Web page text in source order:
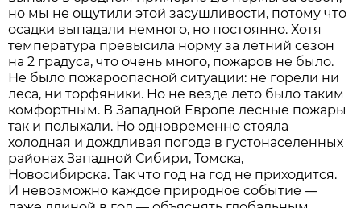
но мы не ощутили этой засушливости, потому что
осадки выпадали немного, но постоянно. Хотя
температура превысила норму за летний сезон
на 2 градуса, что очень много, пожаров не было.
Не было пожароопасной ситуации: не горели ни
леса, ни торфяники. Но не везде лето было таким
комфортным. В Западной Европе лесные пожары
так и полыхали. Но одновременно стояла
холодная и дождливая погода в густонаселенных
районах Западной Сибири, Томска,
Новосибирска. Так что год на год не приходится.
И невозможно каждое природное событие —